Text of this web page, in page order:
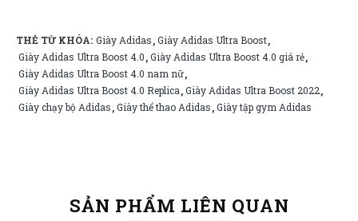
THẺ TỪ KHÓA: Giày Adidas,Giày Adidas Ultra Boost,
Giày Adidas Ultra Boost 4.0,Giày Adidas Ultra Boost 4.0 giá rẻ,
Giày Adidas Ultra Boost 4.0 nam nữ,
Giày Adidas Ultra Boost 4.0 Replica,Giày Adidas Ultra Boost 2022,
Giày chạy bộ Adidas,Giày thể thao Adidas,Giày tập gym Adidas
SẢN PHẨM LIÊN QUAN